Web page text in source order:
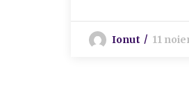
Ionut 11